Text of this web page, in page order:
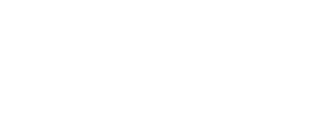
une protection optimale contre toute tentative d'effraction.
pour leur fiabilité et leur résistance.
compatibles avec différentes marques de serrures.
toutes nos références et profiter de nos ventes exclusives.